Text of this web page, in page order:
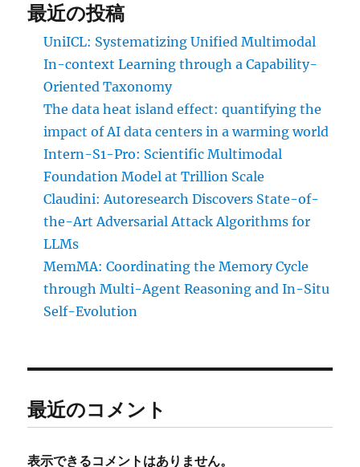
最近の投稿
UniICL: Systematizing Unified Multimodal
In-context Learning through a Capability-
Oriented Taxonomy
The data heat island effect: quantifying the
impact of AI data centers in a warming world
Intern-S1-Pro: Scientific Multimodal
Foundation Model at Trillion Scale
Claudini: Autoresearch Discovers State-of-
the-Art Adversarial Attack Algorithms for
LLMs
MemMA: Coordinating the Memory Cycle
through Multi-Agent Reasoning and In-Situ
Self-Evolution
最近のコメント
表示できるコメントはありません。